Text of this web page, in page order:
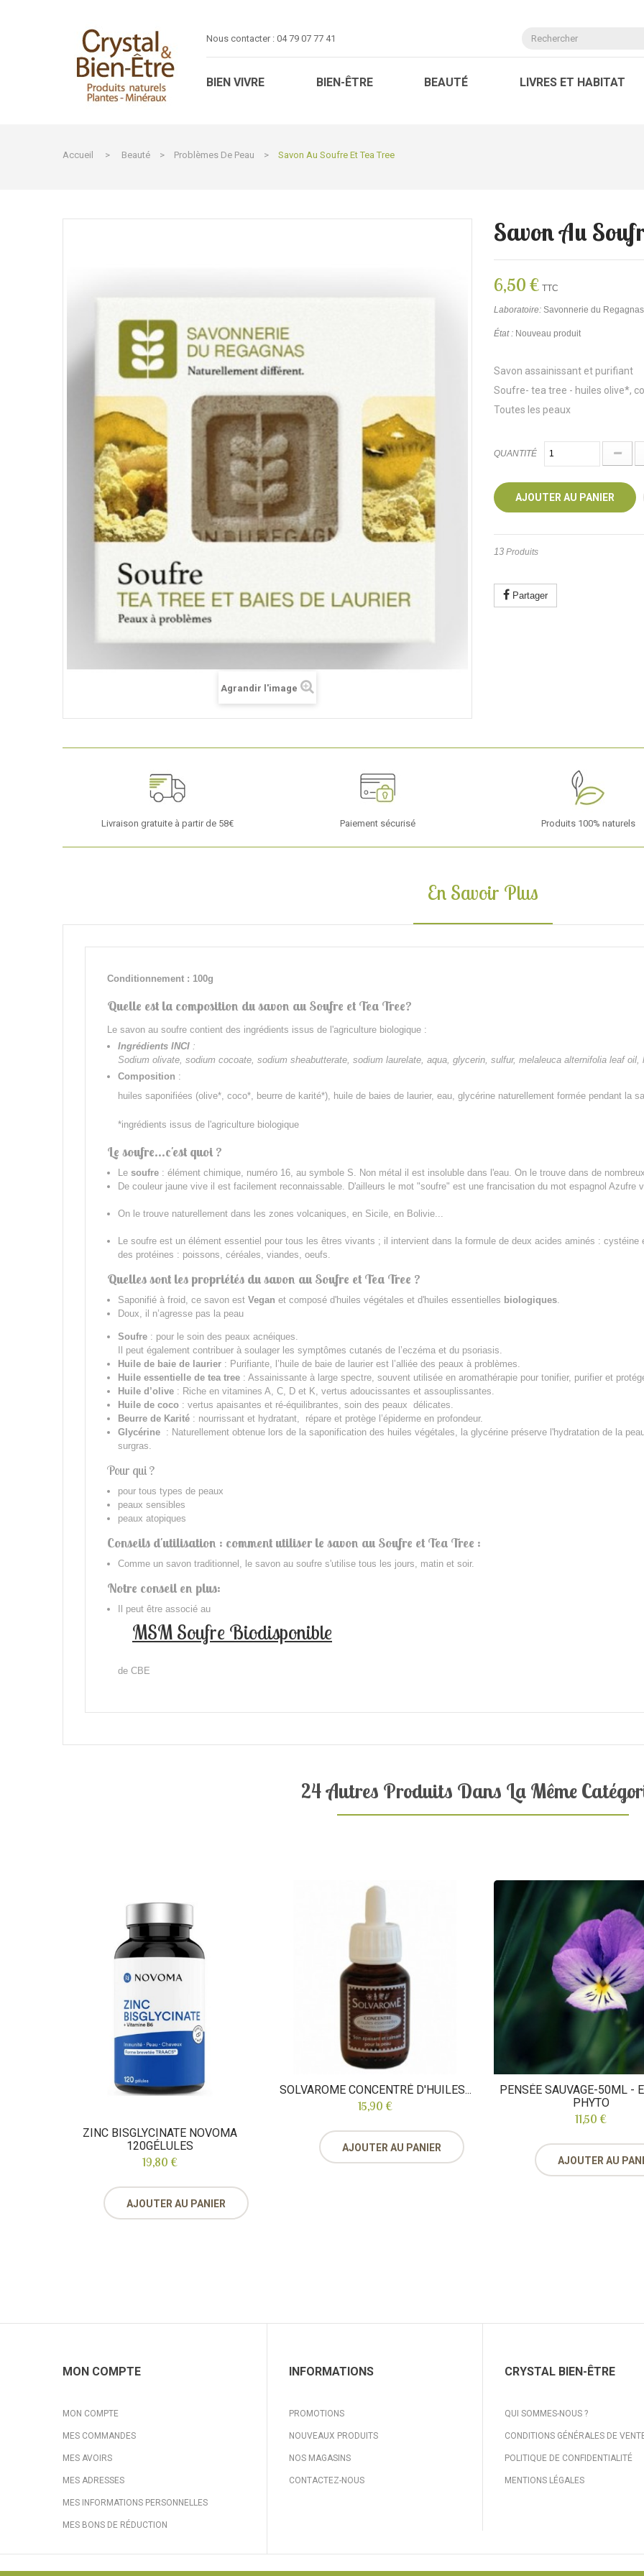
Nous contacter : 04 79 07 77 41
BIEN VIVRE BIEN-ÊTRE BEAUTÉ LIVRES ET HABITAT
Accueil > Beauté > Problèmes De Peau > Savon Au Soufre Et Tea Tree
Agrandir l'image
Savon Au
6,50 € TTC
Laboratoire: Savonnerie du Regagnas
État : Nouveau produit
Savon assainissant et purifiant
Soufre- tea tree - huiles olive*,
Toutes les peaux
QUANTITÉ
AJOUTER AU PANIER
13 Produits
Partager
Livraison gratuite à partir de 58€ Paiement sécurisé Produits 100% naturels
En Savoir Plus
Conditionnement : 100g
Quelle est la composition du savon au Soufre et Tea Tree?
Le savon au soufre contient des ingrédients issus de l'agriculture biologique :
Ingrédients INCI :
Sodium olivate, sodium cocoate, sodium sheabutterate, sodium laurelate, aqua, glycerin, sulfur, melaleuca alternifolia leaf oil,
Composition :
huiles saponifiées (olive*, coco*, beurre de karité*), huile de baies de laurier, eau, glycérine naturellement formée pendant la
*ingrédients issus de l'agriculture biologique
Le soufre...c'est quoi ?
Le soufre : élément chimique, numéro 16, au symbole S. Non métal il est insoluble dans l'eau. On le trouve dans de
De couleur jaune vive il est facilement reconnaissable. D'ailleurs le mot "soufre" est une francisation du mot espagnol Azufre
On le trouve naturellement dans les zones volcaniques, en Sicile, en Bolivie...
Le soufre est un élément essentiel pour tous les êtres vivants ; il intervient dans la formule de deux acides aminés : cystéine
des protéines : poissons, céréales, viandes, oeufs.
Quelles sont les propriétés du savon au Soufre et Tea Tree ?
Saponifié à froid, ce savon est Vegan et composé d'huiles végétales et d'huiles essentielles biologiques
Doux, il n’agresse pas la peau
Soufre : pour le soin des peaux acnéiques.
Il peut également contribuer à soulager les symptômes cutanés de l’eczéma et du psoriasis.
Huile de baie de laurier : Purifiante, l’huile de baie de laurier est l’alliée des peaux à problèmes.
Huile essentielle de tea tree : Assainissante à large spectre, souvent utilisée en aromathérapie pour tonifier, purifier et
Huile d’olive : Riche en vitamines A, C, D et K, vertus adoucissantes et assouplissantes.
Huile de coco : vertus apaisantes et ré-équilibrantes, soin des peaux délicates.
Beurre de Karité : nourrissant et hydratant, répare et protège l’épiderme en profondeur.
Glycérine : Naturellement obtenue lors de la saponification des huiles végétales, la glycérine préserve l'hydratation de la
surgras.
Pour qui ?
pour tous types de peaux
peaux sensibles
peaux atopiques
Conseils d'utilisation : comment utiliser le savon au Soufre et Tea Tree :
Comme un savon traditionnel, le savon au soufre s'utilise tous les jours, matin et soir.
Notre conseil en plus:
Il peut être associé au
MSM Soufre Biodisponible
de CBE
24 Autres Produits Dans La Même
ZINC BISGLYCINATE NOVOMA
120GÉLULES
19,80 €
AJOUTER AU PANIER
SOLVAROME CONCENTRÉ D'HUILES...
15,90 €
AJOUTER AU PANIER
PENSÉE SAUVAGE-50ML -
PHYTO
11,50 €
AJOUTER AU
MON COMPTE
MON COMPTE
MES COMMANDES
MES AVOIRS
MES ADRESSES
MES INFORMATIONS PERSONNELLES
MES BONS DE RÉDUCTION
INFORMATIONS
PROMOTIONS
NOUVEAUX PRODUITS
NOS MAGASINS
CONTACTEZ-NOUS
CRYSTAL BIEN-ÊTRE
QUI SOMMES-NOUS ?
CONDITIONS GÉNÉRALES DE
POLITIQUE DE CONFIDENTIALITÉ
MENTIONS LÉGALES